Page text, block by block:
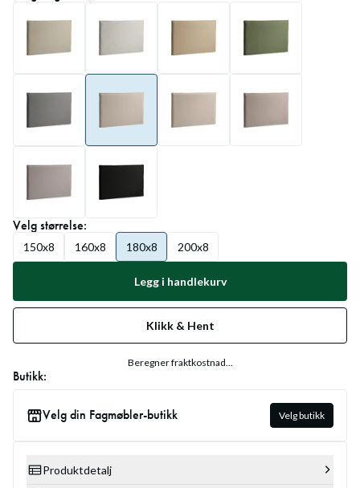
Velgstørrelse:
150x8 160x8 180x8 200x8
Legg i handlekurv
Klikk & Hent
Beregner fraktkostnad...
Butikk:
Velg din Fagmøbler-butikk Velg butikk
Produktdetalj